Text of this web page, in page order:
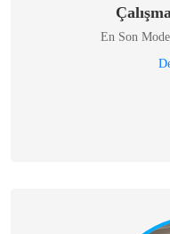
En Son